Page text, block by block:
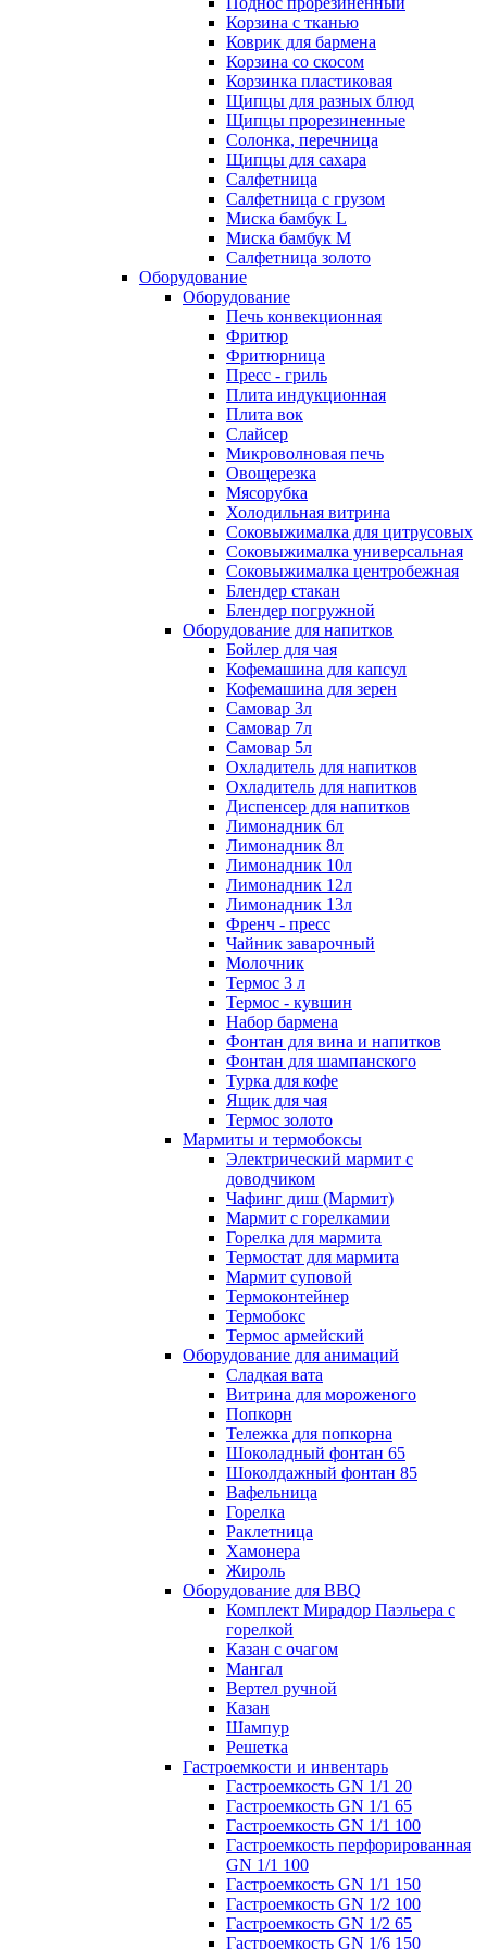
Корзина с тканью
Коврик для бармена
Корзина со скосом
Корзинка пластиковая
Щипцы для разных блюд
Щипцы прорезиненные
Солонка, перечница
Щипцы для сахара
Салфетница
Салфетница с грузом
Миска бамбук L
Миска бамбук M
Салфетница золото
Оборудование
Оборудование
Печь конвекционная
Фритюр
Фритюрница
Пресс - гриль
Плита индукционная
Плита вок
Слайсер
Микроволновая печь
Овощерезка
Мясорубка
Холодильная витрина
Соковыжималка для цитрусовых
Соковыжималка универсальная
Соковыжималка центробежная
Блендер стакан
Блендер погружной
Оборудование для напитков
Бойлер для чая
Кофемашина для капсул
Кофемашина для зерен
Самовар 3л
Самовар 7л
Самовар 5л
Охладитель для напитков
Охладитель для напитков
Диспенсер для напитков
Лимонадник 6л
Лимонадник 8л
Лимонадник 10л
Лимонадник 12л
Лимонадник 13л
Френч - пресс
Чайник заварочный
Молочник
Термос 3 л
Термос - кувшин
Набор бармена
Фонтан для вина и напитков
Фонтан для шампанского
Турка для кофе
Ящик для чая
Термос золото
Мармиты и термобоксы
Электрический мармит с
доводчиком
Чафинг диш (Мармит)
Мармит с горелкамии
Горелка для мармита
Термостат для мармита
Мармит суповой
Термоконтейнер
Термобокс
Термос армейский
Оборудование для анимаций
Сладкая вата
Витрина для мороженого
Попкорн
Тележка для попкорна
Шоколадный фонтан 65
Шоколдажный фонтан 85
Вафельница
Горелка
Раклетница
Хамонера
Жироль
Оборудование для BBQ
Комплект Мирадор Паэльера с
горелкой
Казан с очагом
Мангал
Вертел ручной
Казан
Шампур
Решетка
Гастроемкости и инвентарь
Гастроемкость GN 1/1 20
Гастроемкость GN 1/1 65
Гастроемкость GN 1/1 100
Гастроемкость перфорированная
GN 1/1 100
Гастроемкость GN 1/1 150
Гастроемкость GN 1/2 100
Гастроемкость GN 1/2 65
Гастроемкость GN 1/6 150